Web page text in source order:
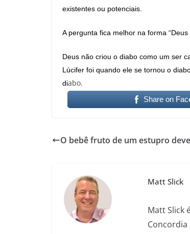
existentes ou potenciais.
A pergunta fica melhor na forma
Deus não criou o diabo como um ser
Lúcifer foi quando ele se tornou o
diabo.
Share on
O bebê fruto de um estupro
Matt Slick
Matt Slick
Concordia